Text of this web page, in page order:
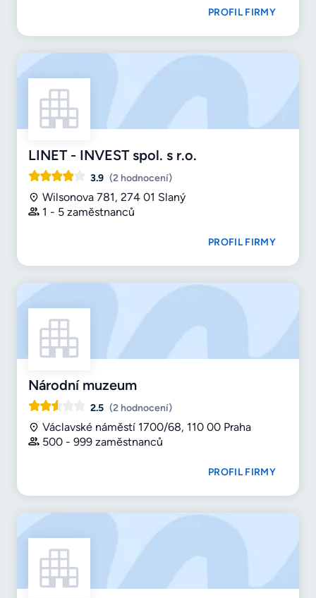
PROFIL FIRMY
LINET - INVEST spol. s r.o.
3.9 (2 hodnocení)
Wilsonova 781, 274 01 Slaný
1 - 5 zaměstnanců
PROFIL FIRMY
Národní muzeum
2.5 (2 hodnocení)
Václavské náměstí 1700/68, 110 00 Praha
500 - 999 zaměstnanců
PROFIL FIRMY